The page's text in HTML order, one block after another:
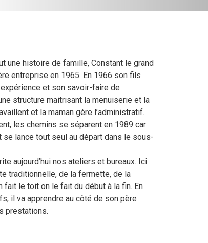
une histoire de famille, Constant le grand
entreprise en 1965. En 1966 son fils
et son savoir-faire de
structure maitrisant la menuiserie et la
et la maman gère l’administratif.
les chemins se séparent en 1989 car
lance tout seul au départ dans le sous-
aujourd’hui nos ateliers et bureaux. Ici
traditionnelle, de la fermette, de la
fait le toit on le fait du début à la fin. En
il va apprendre au côté de son père
prestations.